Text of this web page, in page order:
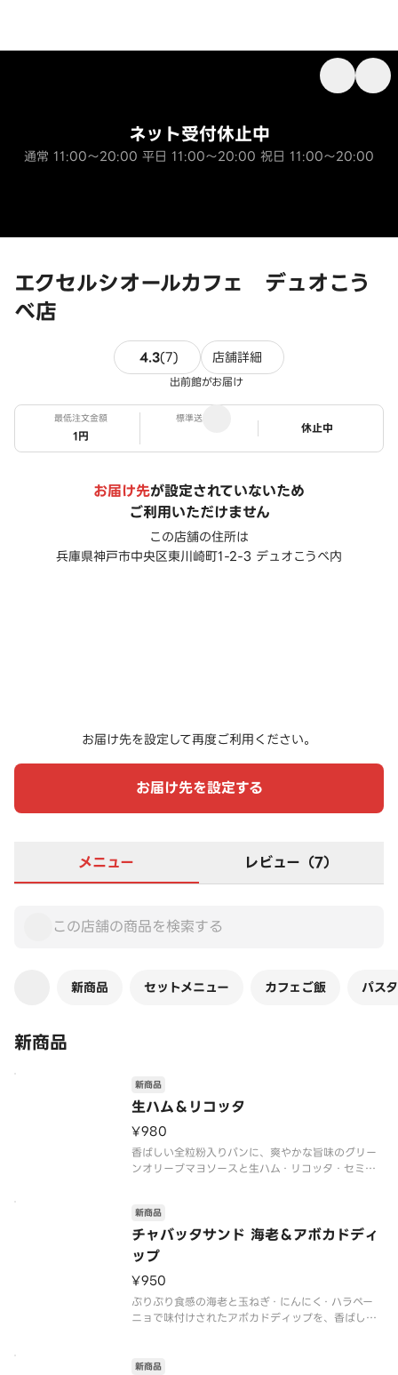
エクセルシオールカフェ デュオこう
べ店
ネット受付休止中
通常 11:00～20:00 平日 11:00～20:00 祝日 11:00～20:00
4.3(7) 7件のレビュー
店舗詳細
出前館がお届け
最低注文金額
1円
標準送料
ステータス
休止中
お届け先が設定されていないため
ご利用いただけません
この店舗の住所は
兵庫県神戸市中央区東川崎町1-2-3 デュオこうべ内
お届け先を設定して再度ご利用ください。
お届け先を設定する
メニュー レビュー（7）
新商品 セットメニュー カフェご飯 パスタ
新商品
生ハム＆リコッタ
新商品
¥980
香ばしい全粒粉入りパンに、爽やかな旨味のグリー
ンオリーブマヨソースと生ハム・リコッタ・セミド
リコッタがベストマッチです。セミドライトマトの
酸味がアクセントになり、シンプ
チャバッタサンド 海老＆アボカドディ
ップ
新商品
¥950
ぷりぷり食感の海老と玉ねぎ・にんにく・ハラペー
ニョで味付けされたアボカドディップを、香ばしい
スライスをのせて、爽やかな香りと酸味をプラスし
新商品